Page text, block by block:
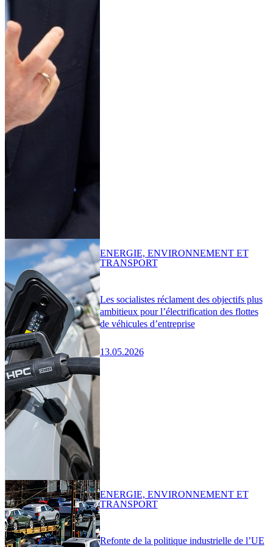
Les socialistes réclament des objectifs plus
ambitieux pour l’électrification des flottes
de véhicules d’entreprise
13.05.2026
ENERGIE, ENVIRONNEMENT ET
TRANSPORT
Refonte de la politique industrielle de l’UE
ENERGIE, ENVIRONNEMENT ET
TRANSPORT